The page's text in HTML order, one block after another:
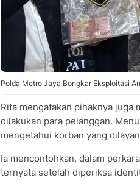
Polda Metro Jaya Bongkar Eksploitasi
Rita mengatakan pihaknya juga
dilakukan para pelanggan.
mengetahui korban yang
Ia mencontohkan, dalam
ternyata setelah diperiksa